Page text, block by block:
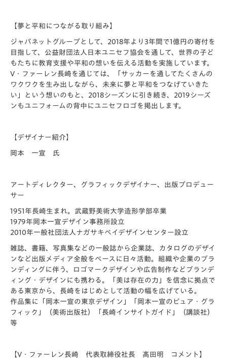
【夢と平和につながる取り組み】
ジャパネットグループとして、2018年より3年間で1億円の寄付を
目指して、公益財団法人日本ユニセフ協会を通して、世界の子ど
もたちに教育支援や平和の想いを伝える活動を実施しています。
V・ファーレン長崎を通じては、「サッカーを通してたくさんの
ワクワクを生み出しながら、未来に夢と平和をつなげていきた
い」という想いのもと、2018シーズンに引き続き、2019シーズ
ンもユニフォームの背中にユニセフロゴを掲出します。
【デザイナー紹介】
岡本 一宣 氏
アートディレクター、グラフィックデザイナー、出版プロデュー
サー
1951年長崎生まれ。武蔵野美術大学造形学部卒業
1979年岡本一宣デザイン事務所設立
2010年一般社団法人ナガサキベイデザインセンター設立
雑誌、書籍、写真集などの一般誌から企業誌、カタログのデザイ
ンなど出版メディア全般をベースに日々活動。組織や企業のブラ
ンディングに伴う、ロゴマークデザインや広告制作などブランデ
ィング・デザインにも携わる。「美は存在の力」を信念に拠点で
ある東京から、長崎をはじめとして活動の幅を広げている。
作品集に「岡本一宣の東京デザイン」「岡本一宣のピュア・グラ
フィック」（美術出版社）「長崎インサイトガイド」（講談社）
等
【V・ファーレン長崎 代表取締役社長 髙田明 コメント】